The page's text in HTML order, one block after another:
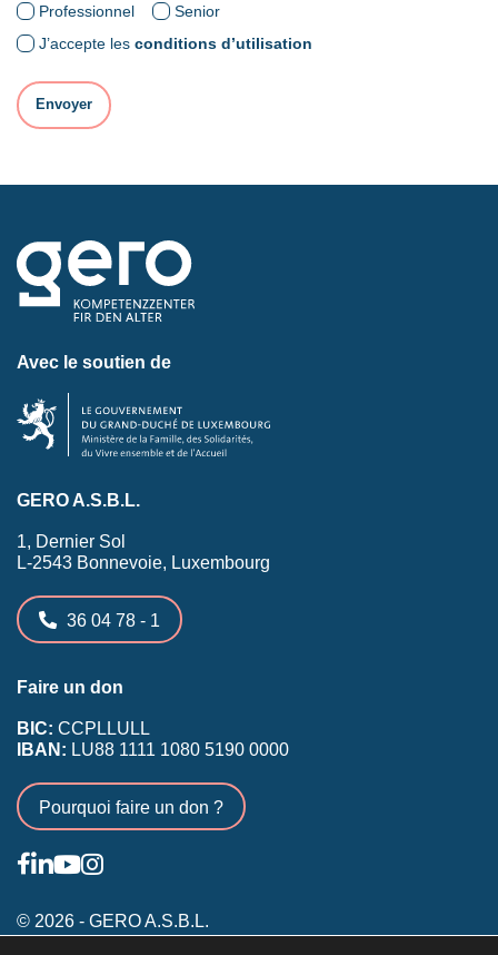
Professionnel
Senior
J’accepte les conditions d’utilisation
Avec le soutien de
GERO A.S.B.L.
1, Dernier Sol
L-2543 Bonnevoie, Luxembourg
36 04 78 - 1
Faire un don
BIC: CCPLLULL
IBAN: LU88 1111 1080 5190 0000
Pourquoi faire un don ?
© 2026 - GERO A.S.B.L.